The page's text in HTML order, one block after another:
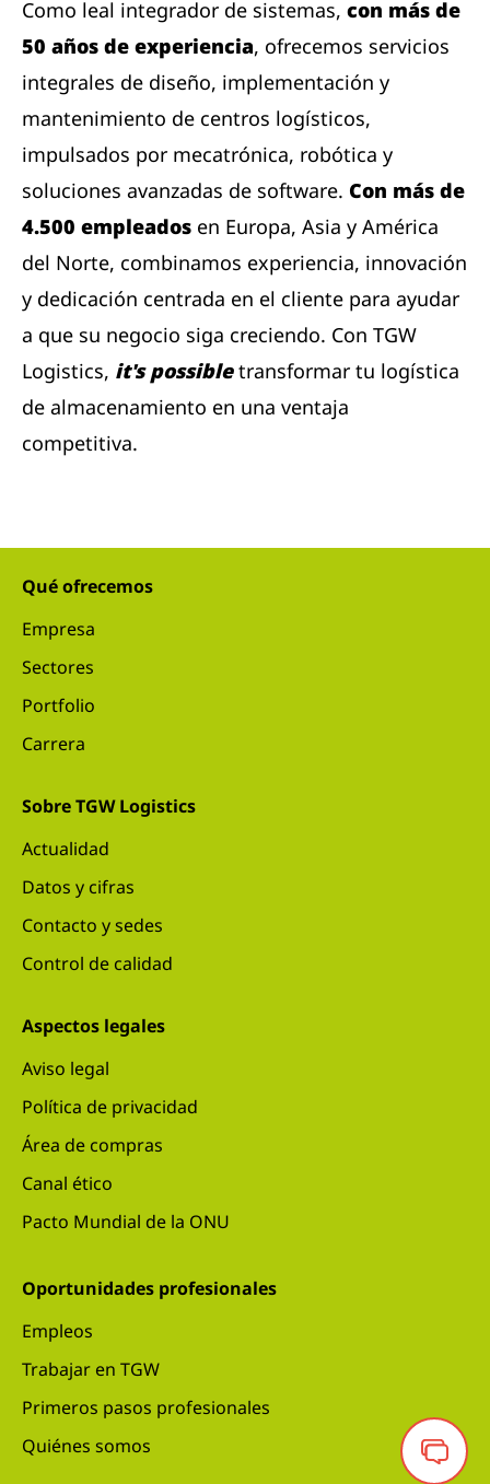
Como leal integrador de sistemas, con más de
50 años de experiencia, ofrecemos servicios
integrales de diseño, implementación y
mantenimiento de centros logísticos,
impulsados ​​por mecatrónica, robótica y
soluciones avanzadas de software. Con más de
4.500 empleados en Europa, Asia y América
del Norte, combinamos experiencia, innovación
y dedicación centrada en el cliente para ayudar
a que su negocio siga creciendo. Con TGW
Logistics, it's possibletransformar tu logística
de almacenamiento en una ventaja
competitiva.
Qué ofrecemos
Empresa
Sectores
Portfolio
Carrera
Sobre TGW Logistics
Actualidad
Datos y cifras
Contacto y sedes
Control de calidad
Aspectos legales
Aviso legal
Política de privacidad
Área de compras
Canal ético
Pacto Mundial de la ONU
Oportunidades profesionales
Empleos
Trabajar en TGW
Primeros pasos profesionales
Quiénes somos